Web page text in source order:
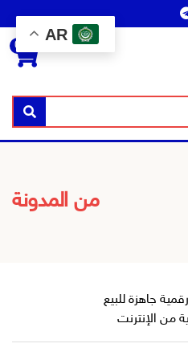
بحث
0
من المدونة
جاهزة للبيع
AR